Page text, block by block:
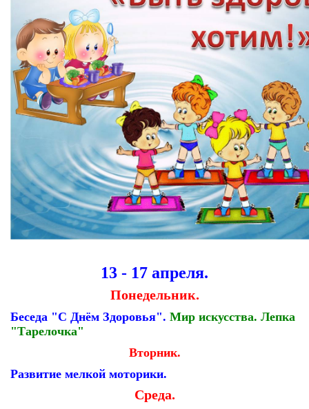
13 - 17 апреля.
Понедельник.
Беседа "С Днём Здоровья". Мир искусства. Лепка
"Тарелочка"
Вторник.
Развитие мелкой моторики.
Среда.